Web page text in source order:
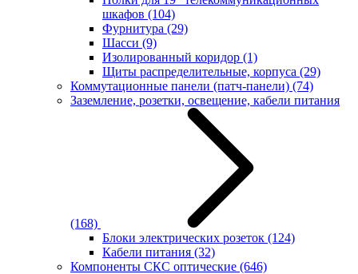
шкафов (104)
Фурнитура (29)
Шасси (9)
Изолированный коридор (1)
Щиты распределительные, корпуса (29)
Коммутационные панели (патч-панели) (74)
Заземление, розетки, освещение, кабели питания
(168)
Блоки электрических розеток (124)
Кабели питания (32)
Компоненты СКС оптические (646)